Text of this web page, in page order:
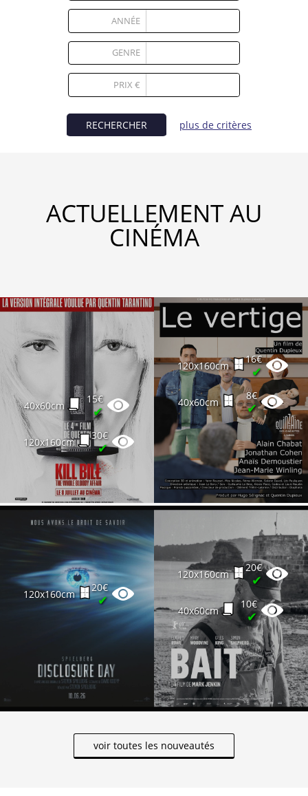
ANNÉE
GENRE
PRIX €
RECHERCHER plus de critères
ACTUELLEMENT AU
CINÉMA
40x60cm
15€
✔
120x160cm
30€
✔
120x160cm
16€
✔
40x60cm
8€
✔
120x160cm
20€
✔
120x160cm
20€
✔
40x60cm
10€
✔
voir toutes les nouveautés